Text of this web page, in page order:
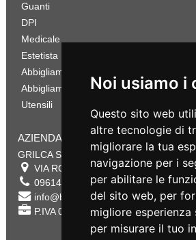
Noi usiamo i
Questo sito web
altre tecnologie di
migliorare la tua
navigazione per i
per abilitare le
del sito web, per
migliore esperienza
per misurare il tuo
Guanti
DPI
Medicale
Estetista
Abbigliamento Sportivo
Abbigliamento Bambino
Utensili
AZIENDA
GRILCA SRL
VIA ROMA 180 88054 SERSALE , CZ
0961432177
info@bestsafety.it
P.IVA 02342180797